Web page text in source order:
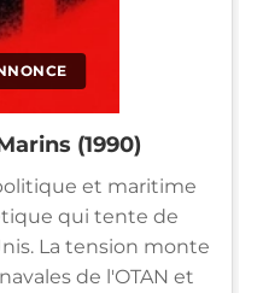
(1990)
et maritime
qui tente de
La tension monte
de l'OTAN et